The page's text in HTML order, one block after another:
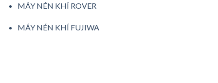
MÁY NÉN KHÍ ROVER
MÁY NÉN KHÍ FUJIWA